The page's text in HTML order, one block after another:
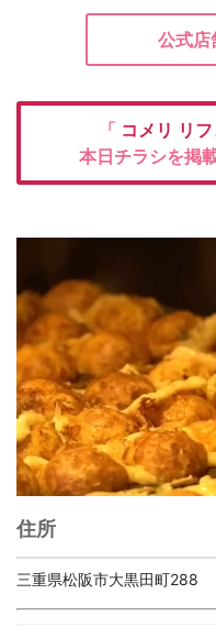
公式店
「 コメリ リ
本日チラシを掲
住所
三重県松阪市大黒田町288